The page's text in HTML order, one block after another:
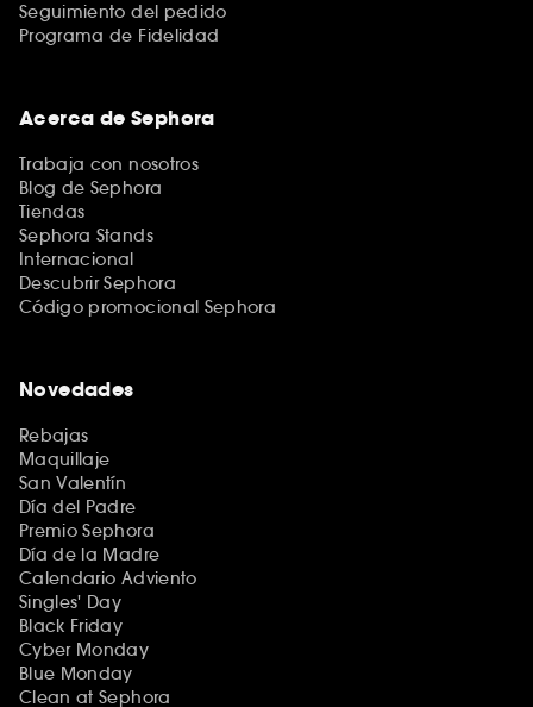
Seguimiento del pedido
Programa de Fidelidad
Acerca de Sephora
Trabaja con nosotros
Blog de Sephora
Tiendas
Sephora Stands
Internacional
Descubrir Sephora
Código promocional Sephora
Novedades
Rebajas
Maquillaje
San Valentín
Día del Padre
Premio Sephora
Día de la Madre
Calendario Adviento
Singles' Day
Black Friday
Cyber Monday
Blue Monday
Clean at Sephora